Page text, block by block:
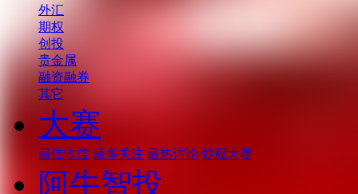
外汇
期权
创投
贵金属
融资融券
其它
大赛
最佳收益 最多关注 最热讨论 炒股大赛
阿牛智投